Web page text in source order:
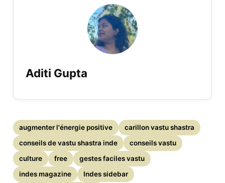
Aditi Gupta
augmenter l'énergie positive
carillon vastu shastra
conseils de vastu shastra inde
conseils vastu
culture
free
gestes faciles vastu
indes magazine
Indes sidebar